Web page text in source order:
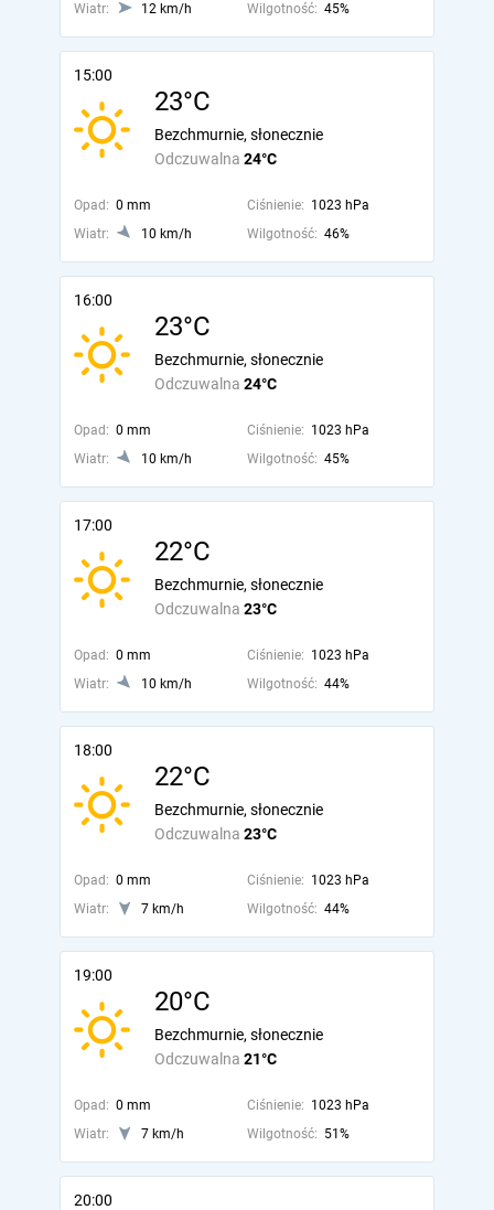
Wiatr:
12 km/h Wilgotność: 45%
15:00
23°C
Odczuwalna 24°C
Bezchmurnie, słonecznie
Opad: 0 mm Ciśnienie: 1023 hPa
Wiatr:
10 km/h Wilgotność: 46%
16:00
23°C
Odczuwalna 24°C
Bezchmurnie, słonecznie
Opad: 0 mm Ciśnienie: 1023 hPa
Wiatr:
10 km/h Wilgotność: 45%
17:00
22°C
Odczuwalna 23°C
Bezchmurnie, słonecznie
Opad: 0 mm Ciśnienie: 1023 hPa
Wiatr:
10 km/h Wilgotność: 44%
18:00
22°C
Odczuwalna 23°C
Bezchmurnie, słonecznie
Opad: 0 mm Ciśnienie: 1023 hPa
Wiatr:
7 km/h Wilgotność: 44%
19:00
20°C
Odczuwalna 21°C
Bezchmurnie, słonecznie
Opad: 0 mm Ciśnienie: 1023 hPa
Wiatr:
7 km/h Wilgotność: 51%
20:00